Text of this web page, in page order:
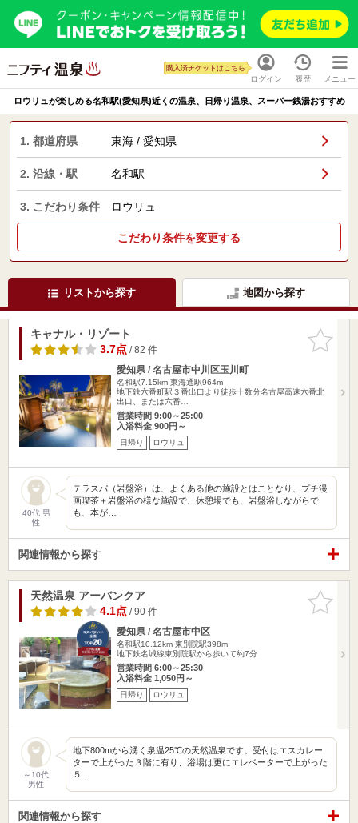
ログイン
購入済チケットはこちら
履歴 メニュー
ロウリュが楽しめる名和駅(愛知県)近くの温泉、日帰り温泉、スーパー銭湯おすすめ
1. 都道府県 東海 / 愛知県
2. 沿線・駅 名和駅
3. こだわり条件 ロウリュ
こだわり条件を変更する
リストから探す 地図から探す
お気に入
りに追加
キャナル・リゾート
3.7点/ 82 件
愛知県 / 名古屋市中川区玉川町
名和駅7.15km 東海通駅964m
地下鉄六番町駅３番出口より徒歩十数分名古屋高速六番北
出口、または六番…
営業時間 9:00～25:00
入浴料金 900円～
日帰り ロウリュ
40代 男
性
テラスパ（岩盤浴）は、よくある他の施設とはことなり、プチ漫
画喫茶＋岩盤浴の様な施設で、休憩場でも、岩盤浴しながらで
も、本が…
関連情報から探す
お気に入
りに追加
天然温泉 アーバンクア
4.1点/ 90 件
愛知県 / 名古屋市中区
名和駅10.12km 東別院駅398m
地下鉄名城線東別院駅から歩いて約7分
営業時間 6:00～25:30
入浴料金 1,050円～
日帰り ロウリュ
～10代
男性
地下800mから湧く泉温25℃の天然温泉です。受付はエスカレー
ターで上がった３階に有り、浴場は更にエレベーターで上がった
５…
関連情報から探す